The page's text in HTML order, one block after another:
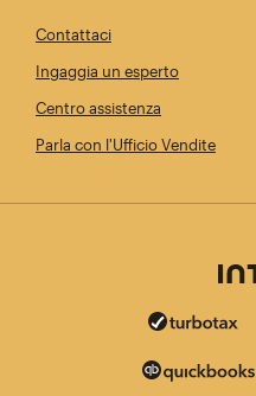
Contattaci
Ingaggia un esperto
Centro assistenza
Parla con l'Ufficio Vendite